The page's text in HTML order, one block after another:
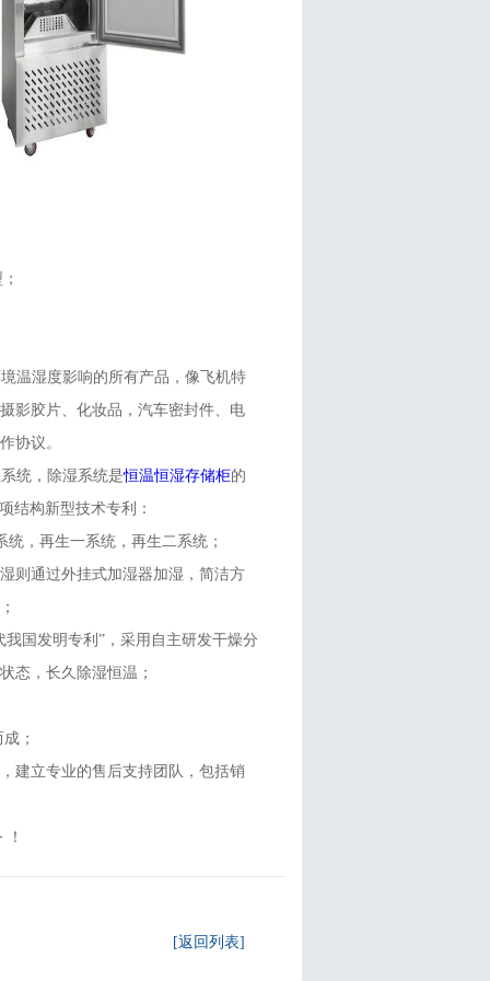
温湿度影响的所有产品，像飞机特
影胶片、化妆品，汽车密封件、电
协议。
统，除湿系统是恒温恒湿存储柜的
结构新型技术专利：
统，再生一系统，再生二系统；
则通过外挂式加湿器加湿，简洁方
国发明专利”，采用自主研发干燥分
态，长久除湿恒温；
成；
建立专业的售后支持团队，包括销
[返回列表]